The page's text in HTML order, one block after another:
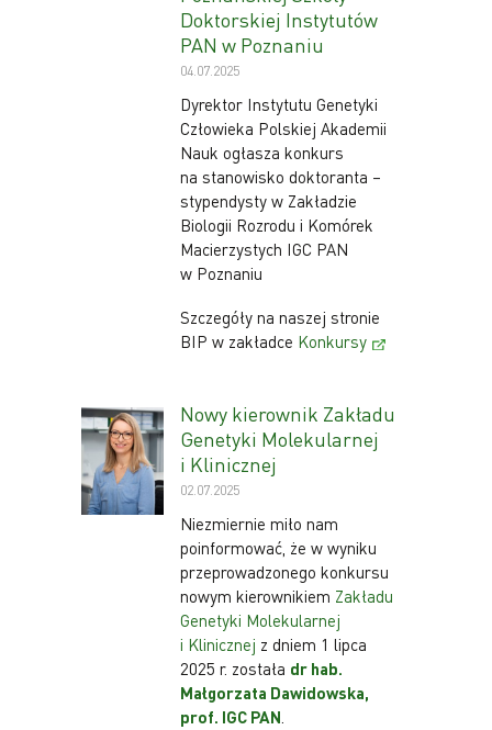
Doktorskiej Instytutów
PAN w Poznaniu
04.07.2025
Dyrektor Instytutu Genetyki
Człowieka Polskiej Akademii
Nauk ogłasza konkurs
na stanowisko doktoranta –
stypendysty w Zakładzie
Biologii Rozrodu i Komórek
Macierzystych IGC PAN
w Poznaniu
Szczegóły na naszej stronie
BIP w zakładce Konkursy
Nowy kierownik Zakładu
Genetyki Molekularnej
i Klinicznej
02.07.2025
Niezmiernie miło nam
poinformować, że w wyniku
przeprowadzonego konkursu
nowym kierownikiem Zakładu
Genetyki Molekularnej
i Klinicznej z dniem 1 lipca
2025 r. została dr hab.
Małgorzata Dawidowska,
prof. IGC PAN.